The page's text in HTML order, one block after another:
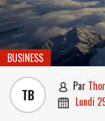
BUSINESS
TB  par
 lundi